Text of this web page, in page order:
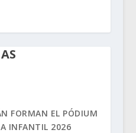
FORMAN EL PÓDIUM
INFANTIL 2026